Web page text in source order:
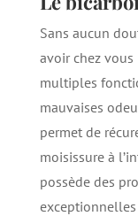
Sans aucun
avoir chez vous
multiples
mauvaises
permet de
moisissure à
possède des